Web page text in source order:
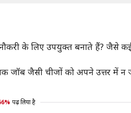
के लिए उपयुक्त बनाते हैं? जैसे
जॉब जैसी चीजों को अपने उत्तर में न
पढ़ लिया है